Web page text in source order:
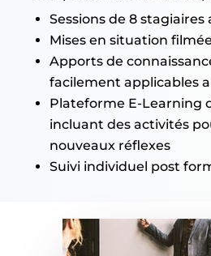
Sessions de 8
Mises en situation
Apports de
facilement applicables
Plateforme E-Learning
incluant des activités
nouveaux réflexes
Suivi individuel post